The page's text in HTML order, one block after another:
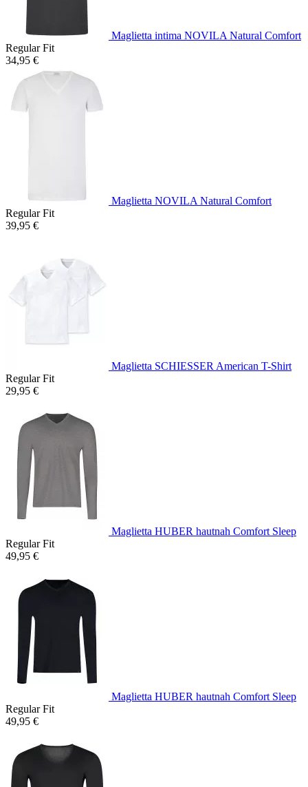
Maglietta intima NOVILA Natural Comfort
Regular Fit
34,95 €
Maglietta NOVILA Natural Comfort
Regular Fit
39,95 €
Maglietta SCHIESSER American T-Shirt
Regular Fit
29,95 €
Maglietta HUBER hautnah Comfort Sleep
Regular Fit
49,95 €
Maglietta HUBER hautnah Comfort Sleep
Regular Fit
49,95 €